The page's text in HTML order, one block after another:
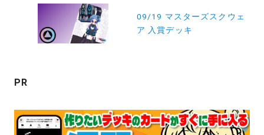
ン
09/19 マスターズスクウェ
ア 入賞デッキ
PR